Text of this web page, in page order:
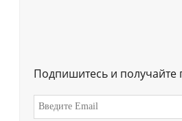
Подпишитесь и